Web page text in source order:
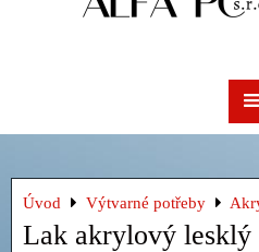
Úvod Výtvarné potřeby
Lak akrylový lesklý